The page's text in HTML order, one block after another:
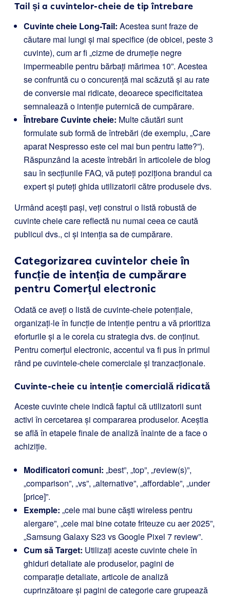
Tail și a cuvintelor-cheie de tip întrebare
Cuvinte cheie Long-Tail: Acestea sunt fraze de
căutare mai lungi și mai specifice (de obicei, peste 3
cuvinte), cum ar fi „cizme de drumeție negre
impermeabile pentru bărbați mărimea 10”. Acestea
se confruntă cu o concurență mai scăzută și au rate
de conversie mai ridicate, deoarece specificitatea
semnalează o intenție puternică de cumpărare.
Întrebare Cuvinte cheie: Multe căutări sunt
formulate sub formă de întrebări (de exemplu, „Care
aparat Nespresso este cel mai bun pentru latte?”).
Răspunzând la aceste întrebări în articolele de blog
sau în secțiunile FAQ, vă puteți poziționa brandul ca
expert și puteți ghida utilizatorii către produsele dvs.
Urmând acești pași, veți construi o listă robustă de
cuvinte cheie care reflectă nu numai ceea ce caută
publicul dvs., ci și intenția sa de cumpărare.
Categorizarea cuvintelor cheie în
funcție de intenția de cumpărare
pentru Comerțul electronic
Odată ce aveți o listă de cuvinte-cheie potențiale,
organizați-le în funcție de intenție pentru a vă prioritiza
eforturile și a le corela cu strategia dvs. de conținut.
Pentru comerțul electronic, accentul va fi pus în primul
rând pe cuvintele-cheie comerciale și tranzacționale.
Cuvinte-cheie cu intenție comercială ridicată
Aceste cuvinte cheie indică faptul că utilizatorii sunt
activi în cercetarea și compararea produselor. Aceștia
se află în etapele finale de analiză înainte de a face o
achiziție.
Modificatori comuni: „best”, „top”, „review(s)”,
„comparison”, „vs”, „alternative”, „affordable”, „under
[price]”.
Exemple: „cele mai bune căști wireless pentru
alergare”, „cele mai bine cotate friteuze cu aer 2025”,
„Samsung Galaxy S23 vs Google Pixel 7 review”.
Cum să Target: Utilizați aceste cuvinte cheie în
ghiduri detaliate ale produselor, pagini de
comparație detaliate, articole de analiză
cuprinzătoare și pagini de categorie care grupează